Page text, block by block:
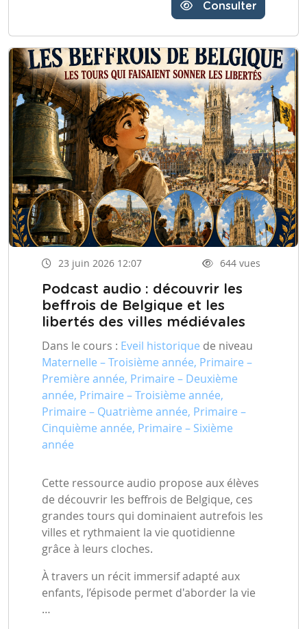
Consulter
23 juin 2026 12:07 644 vues
Podcast audio : découvrir les
beffrois de Belgique et les
libertés des villes médiévales
Dans le cours : Eveil historique de niveau
Maternelle – Troisième année, Primaire –
Première année, Primaire – Deuxième
année, Primaire – Troisième année,
Primaire – Quatrième année, Primaire –
Cinquième année, Primaire – Sixième
année
Cette ressource audio propose aux élèves
de découvrir les beffrois de Belgique, ces
grandes tours qui dominaient autrefois les
villes et rythmaient la vie quotidienne
grâce à leurs cloches.
À travers un récit immersif adapté aux
enfants, l’épisode permet d'aborder la vie
…